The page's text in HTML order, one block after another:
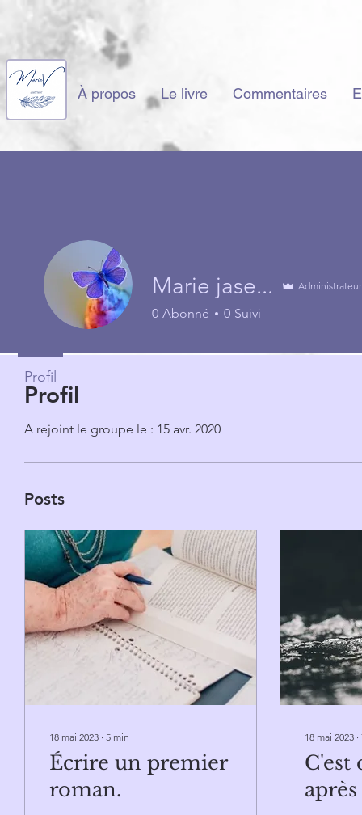
À propos Le livre Commentaires
Profil
A rejoint le groupe le : 15 avr. 2020
Posts
18 mai 2023 ∙ 5 min
Écrire un premier
roman.
18 mai 2023 ∙
C'est
Marie jase... Administrateur
0 Abonné 0 Suivi
Profil